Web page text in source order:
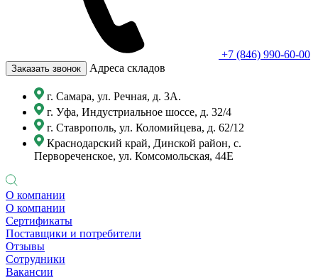
+7 (846) 990-60-00
Заказать звонок Адреса складов
г. Самара, ул. Речная, д. 3А.
г. Уфа, Индустриальное шоссе, д. 32/4
г. Ставрополь, ул. Коломийцева, д. 62/12
Краснодарский край, Динской район, с.
Первореченское, ул. Комсомольская, 44Е
О компании
О компании
Сертификаты
Поставщики и потребители
Отзывы
Сотрудники
Вакансии